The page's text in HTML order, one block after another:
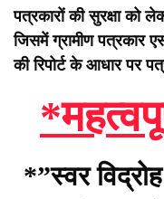
पत्रकारों की सुरक्षा को
जिसमें ग्रामीण पत्रकार
की रिपोर्ट के आधार पर
*”स्वर